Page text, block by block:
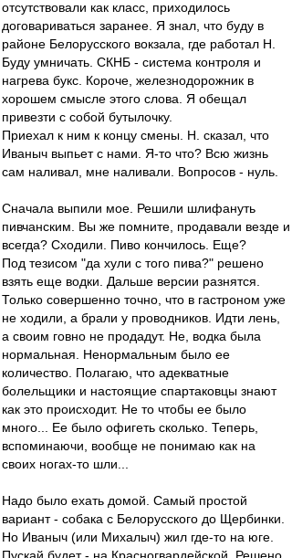
отсутствовали как класс, приходилось
договариваться заранее. Я знал, что буду в
районе Белорусского вокзала, где работал Н.
Буду умничать. СКНБ - система контроля и
нагрева букс. Короче, железнодорожник в
хорошем смысле этого слова. Я обещал
привезти с собой бутылочку.
Приехал к ним к концу смены. Н. сказал, что
Иваныч выпьет с нами. Я-то что? Всю жизнь
сам наливал, мне наливали. Вопросов - нуль.
Сначала выпили мое. Решили шлифануть
пивчанским. Вы же помните, продавали везде и
всегда? Сходили. Пиво кончилось. Еще?
Под тезисом "да хули с того пива?" решено
взять еще водки. Дальше версии разнятся.
Только совершенно точно, что в гастроном уже
не ходили, а брали у проводников. Идти лень,
а своим говно не продадут. Не, водка была
нормальная. Ненормальным было ее
количество. Полагаю, что адекватные
болельщики и настоящие спартаковцы знают
как это происходит. Не то чтобы ее было
много... Ее было офигеть сколько. Теперь,
вспоминаючи, вообще не понимаю как на
своих ногах-то шли...
Надо было ехать домой. Самый простой
вариант - собака с Белорусского до Щербинки.
Но Иваныч (или Михалыч) жил где-то на юге.